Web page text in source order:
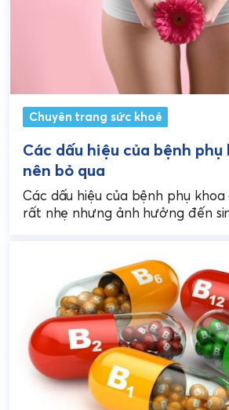
Chuyên trang sức khoẻ
Các dấu hiệu của bệnh phụ
nên bỏ qua
Các dấu hiệu của bệnh phụ
rất nhẹ nhưng ảnh hưởng đến